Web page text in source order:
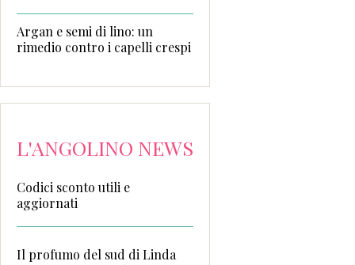
Argan e semi di lino: un
rimedio contro i capelli crespi
L'ANGOLINO NEWS
Codici sconto utili e
aggiornati
Il profumo del sud di Linda